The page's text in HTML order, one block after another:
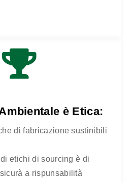
CONFORMITÀ
è Etica:
di fabricazione sustinibili
etichi di sourcing è di
a rispunsabilità